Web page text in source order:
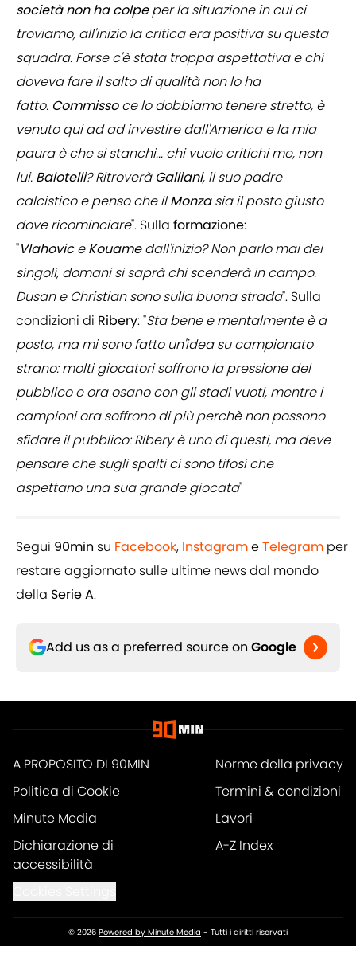
società non ha colpeper la situazione in cui ci
troviamo, all'inizio la critica era positiva su questa
squadra. Forse c'è stata troppa aspettativa e chi
doveva fare il salto di qualità non lo ha
fatto. Commissoce lo dobbiamo tenere stretto, è
venuto qui ad ad investire dall'America e la mia
paura è che si stanchi... chi vuole critichi me, non
lui. Balotelli? Ritroverà Galliani, il suo padre
calcistico e penso che ilMonzasia il posto giusto
dove ricominciare". Sulla formazione:
"VlahoviceKouamedall'inizio? Non parlo mai dei
singoli, domani si saprà chi scenderà in campo.
Dusan e Christian sono sulla buona strada". Sulla
condizioni di Ribery: "Sta bene e mentalmente è a
posto, ma mi sono fatto un'idea su campionato
strano: molti giocatori soffrono la pressione del
pubblico e ora osano con gli stadi vuoti, mentre i
campioni ora soffrono di più perchè non possono
sfidare il pubblico: Ribery è uno di questi, ma deve
pensare che sugli spalti ci sono tifosi che
aspettano una sua grande giocata"
Segui 90min su Facebook, InstagrameTelegram per
restare aggiornato sulle ultime news dal mondo
della Serie A.
Add us as a preferred source on Google
A PROPOSITO DI 90MIN
Norme della privacy
Politica di Cookie
Termini & condizioni
Minute Media
Lavori
Dichiarazione di
accessibilità
A-Z Index
© 2026 Powered by Minute Media - Tutti i diritti riservati